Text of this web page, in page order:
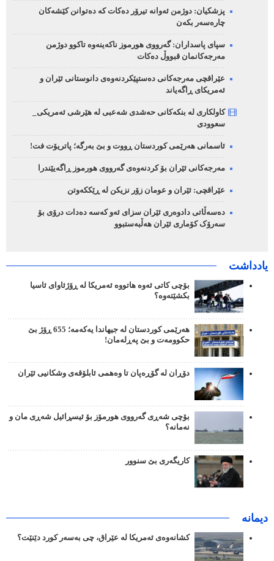
پزشکیان: دوژمن ئەوانە تیرۆر دەکات کە دەتوانن کێشەکان
چارەسەر بکەن
سپای پاسداران: گەرووی هورموز ناکەینەوە تاکوو دوژمن
مەرجەکانمان قبووڵ دەکات
عێراقچی مەرجەکانی دەستپێکردنەوەی دانوستانی ئێران و
ئەمریکای ڕاگەیاند
کاولکاری لە بنکەکانی حەشدی شەعبی لە هێرشی ئەمریکی_
سعوودی
ئاسمانی هەرێمی کوردستان ڕووت و بێ بەرگە؛ پاتریۆت فت!
مەرجەکانی ئێران بۆ کردنەوەی گەرووی هورموز ڕاگەیێندرا
عێراقچی: ئێران و عومان زۆر نزیکن لە ڕێککەوتن
دەسەڵاتی دادوەری ئێران سزای ئەو کەسە دەدات درۆی بۆ
سەرۆک کۆماری ئێران هەڵبەستبوو
یادداشت
بۆچی کاتی ئەوە هاتووە ئەمریکا لە ڕۆژئاوای ئاسیا
بکشێتەوە؟
هەرێمی کوردستان لە جیهاندا یەکەمە؛ 655 ڕۆژ بێ
حکوومەت و بێ پەڕلەمان!
دۆڕان لە گۆڕەپان تا وەهمی ئابلۆقەی وشکانیی ئێران
بۆچی شەڕی گەرووی هورمۆز بۆ ئیسڕائیل شەڕی مان و
نەمانە؟
کاریگەری بێ سنوور
دیمانە
کشانەوەی ئەمریکا لە عێراق، چی بەسەر کورد دێنێت؟